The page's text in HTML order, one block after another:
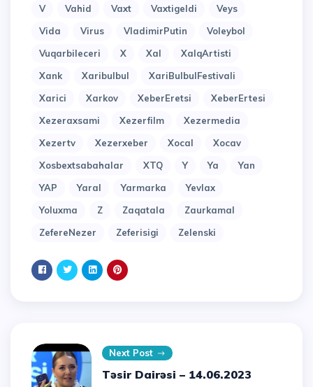
V
Vahid Vaxt Vaxtigeldi
Veys
Vida
Virus VladimirPutin
Voleybol
Vuqarbileceri
X Xal
XalqArtisti
Xank
Xaribulbul
XariBulbulFestivali
Xarici
Xarkov XeberEretsi
XeberErtesi
Xezeraxsami
Xezerfilm
Xezermedia
Xezertv
Xezerxeber Xocal
Xocav
Xosbextsabahalar
XTQ Y Ya
Yan
YAP
Yaral Yarmarka
Yevlax
Yoluxma
Z Zaqatala
Zaurkamal
ZefereNezer
Zeferisigi Zelenski
Next Post
Təsir Dairəsi – 14.06.2023